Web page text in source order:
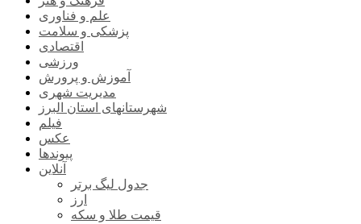
علم و فناوری
پزشکی و سلامت
اقتصادی
ورزشی
آموزش و پرورش
مدیریت شهری
شهرستانهای استان البرز
فیلم
عکس
پیوندها
آنلاین
جدول لیگ برتر
ارز
قیمت طلا و سکه